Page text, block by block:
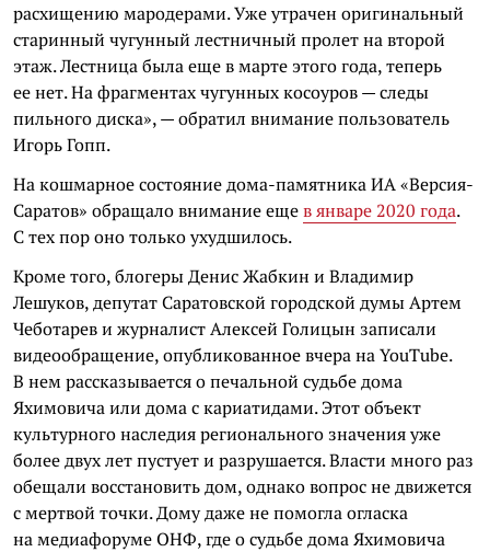
расхищению мародерами. Уже утрачен оригинальный
старинный чугунный лестничный пролет на второй
этаж. Лестница была еще в марте этого года, теперь
ее нет. На фрагментах чугунных косоуров — следы
пильного диска», — обратил внимание пользователь
Игорь Гопп.
На кошмарное состояние дома-памятника ИА «Версия-
Саратов» обращало внимание ещев январе 2020 года.
С тех пор оно только ухудшилось.
Кроме того, блогеры Денис Жабкин и Владимир
Лешуков, депутат Саратовской городской думы Артем
Чеботарев и журналист Алексей Голицын записали
видеообращение, опубликованное вчера на YouTube.
В нем рассказывается о печальной судьбе дома
Яхимовича или дома с кариатидами. Этот объект
культурного наследия регионального значения уже
более двух лет пустует и разрушается. Власти много раз
обещали восстановить дом, однако вопрос не движется
с мертвой точки. Дому даже не помогла огласка
на медиафоруме ОНФ, где о судьбе дома Яхимовича